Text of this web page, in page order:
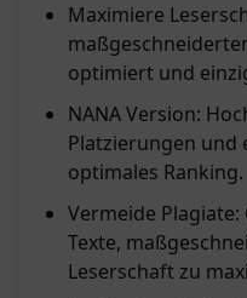
Maximiere
optimiert und
NANA Version:
Platzierungen
optimales Ranking.
Vermeide
Texte,
Leserschaft zu